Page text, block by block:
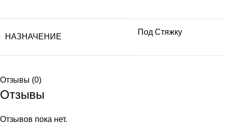
НАЗНАЧЕНИЕ
Под Стяжку
Отзывы (0)
Отзывы
Отзывов пока нет.